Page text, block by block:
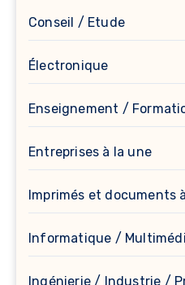
Conseil / Etude
Électronique
Enseignement /
Entreprises à la une
Imprimés et documents
Informatique /
Ingénierie / Industrie /